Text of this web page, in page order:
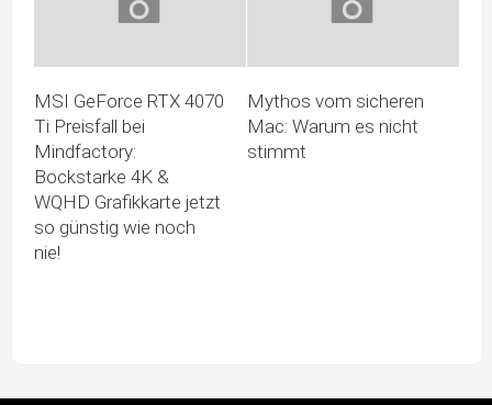
MSI GeForce RTX 4070
Ti Preisfall bei
Mindfactory:
Bockstarke 4K &
WQHD Grafikkarte jetzt
so günstig wie noch
nie!
Mythos vom sicheren
Mac: Warum es nicht
stimmt